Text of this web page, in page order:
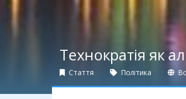
Технократія як
Стаття Політика